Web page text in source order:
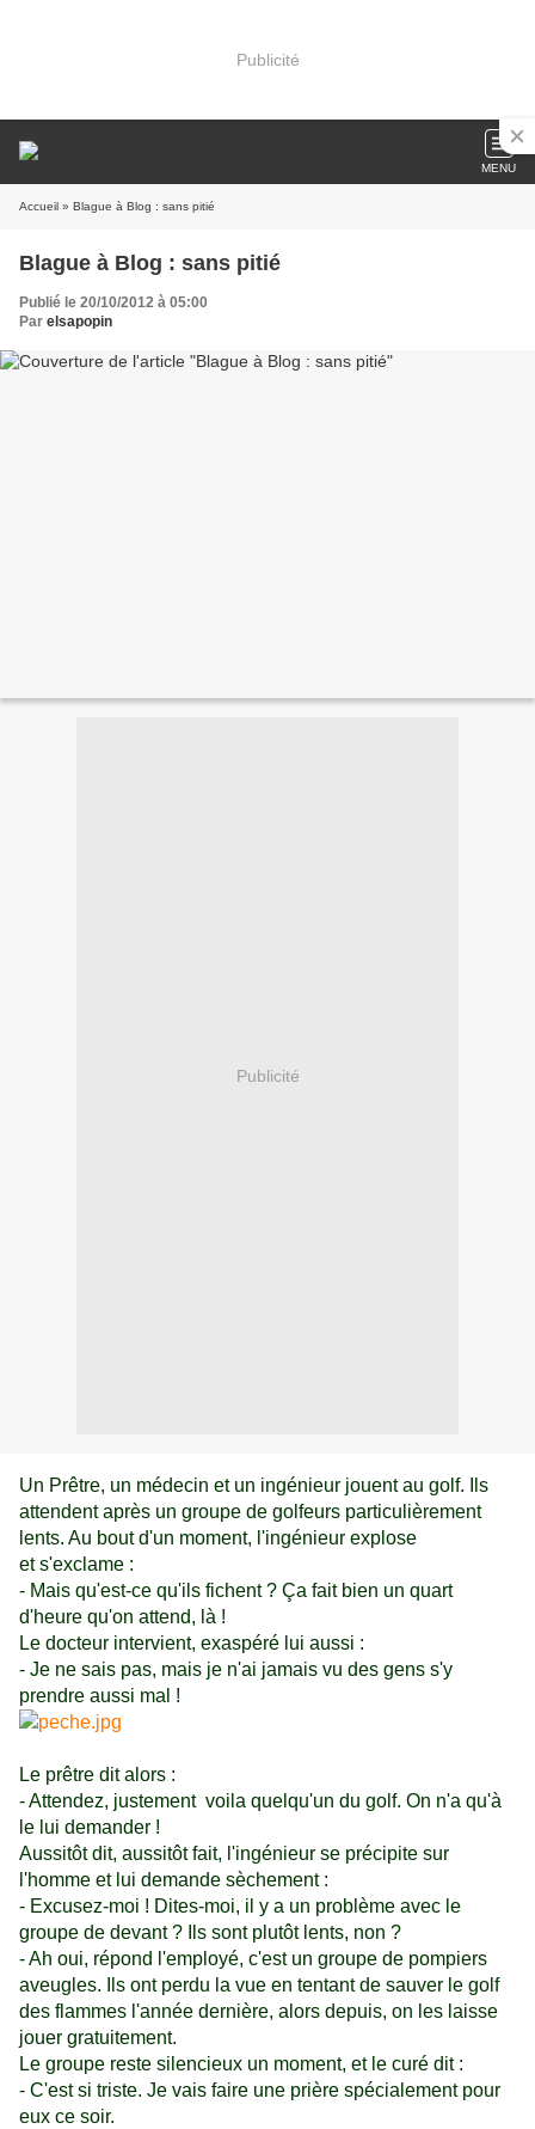
Publicité
MENU
Accueil » Blague à Blog : sans pitié
Blague à Blog : sans pitié
Publié le 20/10/2012 à 05:00
Par elsapopin
Publicité
Un Prêtre, un médecin et un ingénieur jouent au golf. Ils
attendent après un groupe de golfeurs particulièrement
lents. Au bout d'un moment, l'ingénieur explose
et s'exclame :
- Mais qu'est-ce qu'ils fichent ? Ça fait bien un quart
d'heure qu'on attend, là !
Le docteur intervient, exaspéré lui aussi :
- Je ne sais pas, mais je n'ai jamais vu des gens s'y
prendre aussi mal !
Le prêtre dit alors :
- Attendez, justement voila quelqu'un du golf. On n'a qu'à
le lui demander !
Aussitôt dit, aussitôt fait, l'ingénieur se précipite sur
l'homme et lui demande sèchement :
- Excusez-moi ! Dites-moi, il y a un problème avec le
groupe de devant ? Ils sont plutôt lents, non ?
- Ah oui, répond l'employé, c'est un groupe de pompiers
aveugles. Ils ont perdu la vue en tentant de sauver le golf
des flammes l'année dernière, alors depuis, on les laisse
jouer gratuitement.
Le groupe reste silencieux un moment, et le curé dit :
- C'est si triste. Je vais faire une prière spécialement pour
eux ce soir.